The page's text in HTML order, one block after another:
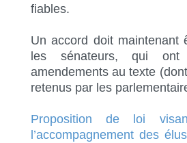
fiables.
Un accord doit maintenant
les sénateurs, qui ont
amendements au texte
retenus par les
Proposition de loi
l’accompagnement des